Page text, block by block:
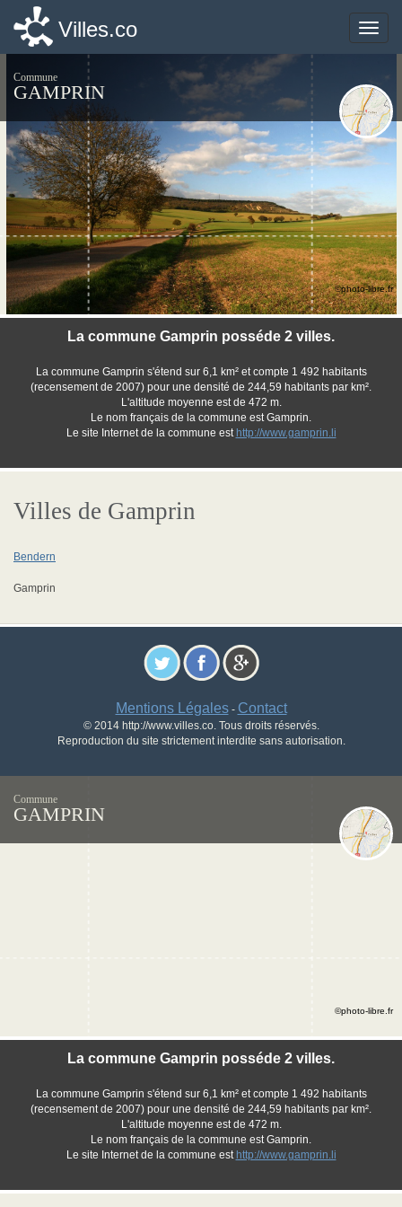
Toggle
Villes.co
Commune
GAMPRIN
La commune Gamprin posséde 2 villes.
La commune Gamprin s'étend sur 6,1 km² et compte 1 492 habitants
(recensement de 2007) pour une densité de 244,59 habitants par km².
L'altitude moyenne est de 472 m.
Le nom français de la commune est Gamprin.
Le site Internet de la commune est http://www.gamprin.li
©photo-libre.fr
Villes de Gamprin
Bendern
Gamprin
Mentions Légales- Contact
© 2014 http://www.villes.co. Tous droits réservés.
Reproduction du site strictement interdite sans autorisation.
Toggle
Villes.co
Commune
GAMPRIN
La commune Gamprin posséde 2 villes.
La commune Gamprin s'étend sur 6,1 km² et compte 1 492 habitants
(recensement de 2007) pour une densité de 244,59 habitants par km².
L'altitude moyenne est de 472 m.
Le nom français de la commune est Gamprin.
Le site Internet de la commune est http://www.gamprin.li
©photo-libre.fr